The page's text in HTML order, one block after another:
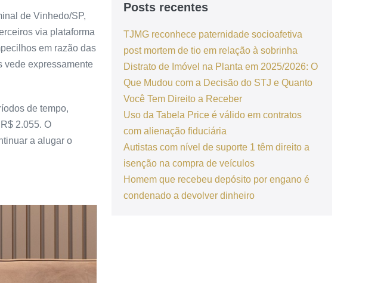
de Vinhedo/SP,
via plataforma
em razão das
vede expressamente
de tempo,
2.055. O
a alugar o
Posts recentes
TJMG reconhece paternidade socioafetiva
post mortem de tio em relação à sobrinha
Distrato de Imóvel na Planta em 2025/2026: O
Que Mudou com a Decisão do STJ e Quanto
Você Tem Direito a Receber
Uso da Tabela Price é válido em contratos
com alienação fiduciária
Autistas com nível de suporte 1 têm direito a
isenção na compra de veículos
Homem que recebeu depósito por engano é
condenado a devolver dinheiro